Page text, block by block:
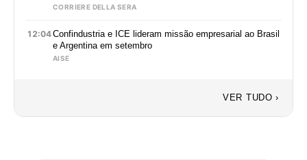
CORRIERE DELLA SERA
12:04Confindustria e ICE lideram missão empresarial ao Brasil
e Argentina em setembro
AISE
VER TUDO ›